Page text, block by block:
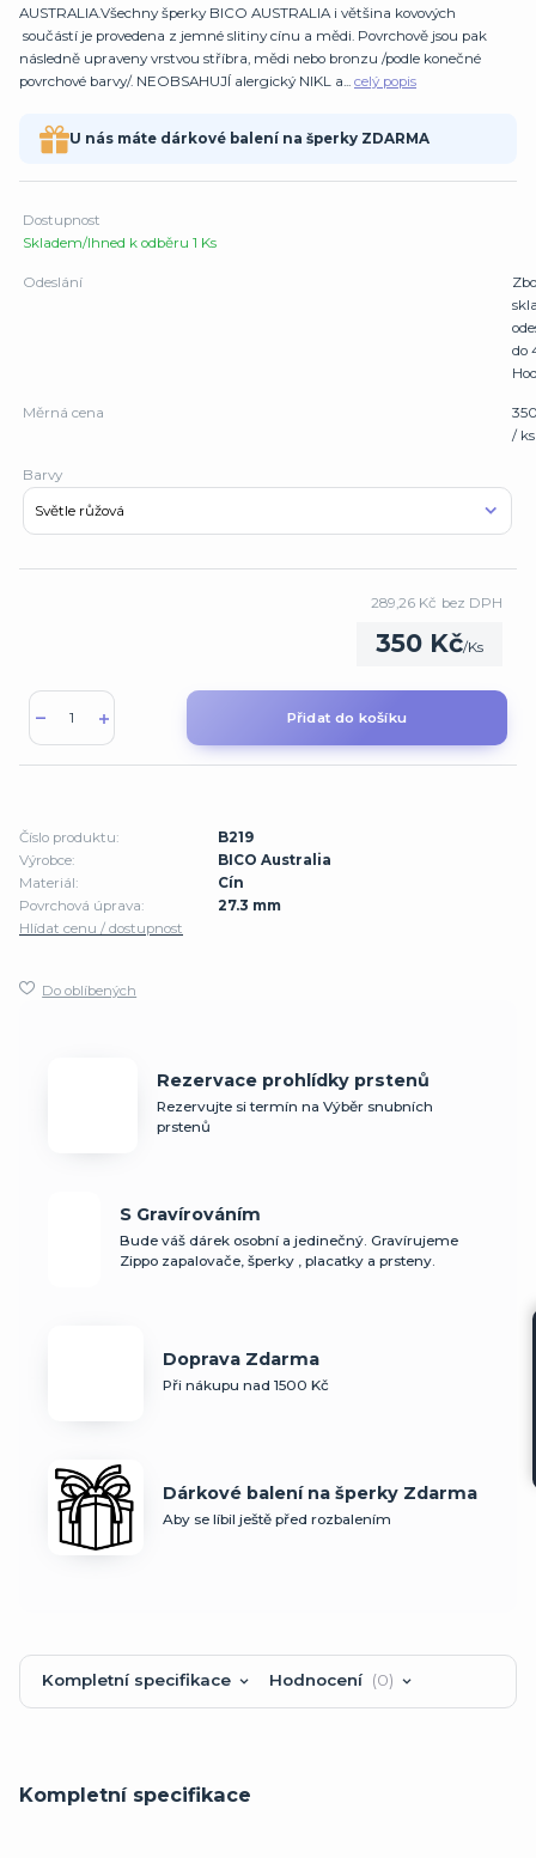
AUSTRALIA.Všechny šperky BICO AUSTRALIA i většina kovových
součástí je provedena z jemné slitiny cínu a mědi. Povrchově jsou pak
následně upraveny vrstvou stříbra, mědi nebo bronzu /podle konečné
povrchové barvy/. NEOBSAHUJÍ alergický NIKL a... celý popis
U nás máte dárkové balení na šperky ZDARMA
Dostupnost
Skladem/Ihned k odběru 1 Ks
Odeslání
do
Měrná cena
/ ks
Barvy
350 Kč/Ks
289,26 Kč bez DPH
Přidat do košíku
Číslo produktu:
B219
Výrobce:
BICO Australia
Materiál:
Cín
Povrchová úprava:
27.3 mm
Hlídat cenu / dostupnost
Do oblíbených
Rezervace prohlídky prstenů
Rezervujte si termín na Výběr snubních
prstenů
S Gravírováním
Bude váš dárek osobní a jedinečný. Gravírujeme
Zippo zapalovače, šperky , placatky a prsteny.
Doprava Zdarma
Při nákupu nad 1500 Kč
Dárkové balení na šperky Zdarma
Aby se líbil ještě před rozbalením
Kompletní specifikace Hodnocení 0
Kompletní specifikace